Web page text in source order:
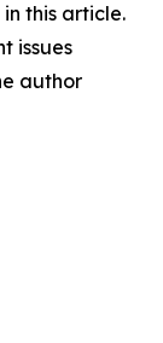
this article.
issues
author